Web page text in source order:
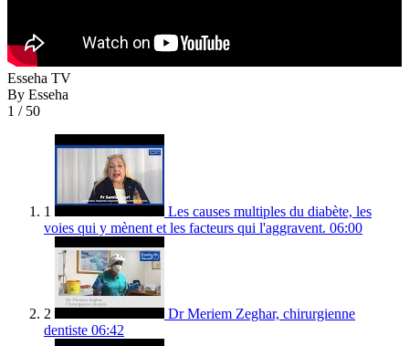
Esseha TV
By Esseha
1 / 50
1
Les causes multiples du diabète, les
voies qui y mènent et les facteurs qui l'aggravent. 06:00
2
Dr Meriem Zeghar, chirurgienne
dentiste 06:42